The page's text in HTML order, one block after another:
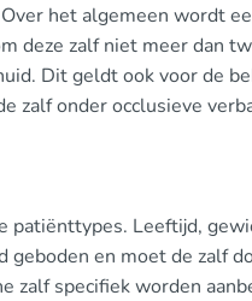
het algemeen wordt
deze zalf niet meer dan
Dit geldt ook voor de
zalf onder occlusieve
patiënttypes. Leeftijd,
en moet de zalf
zalf specifiek worden